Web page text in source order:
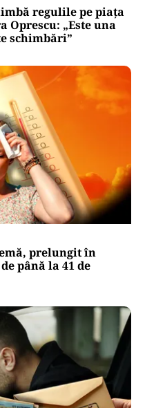
regulile pe piața
Oprescu: „Este una
schimbări”
prelungit în
până la 41 de